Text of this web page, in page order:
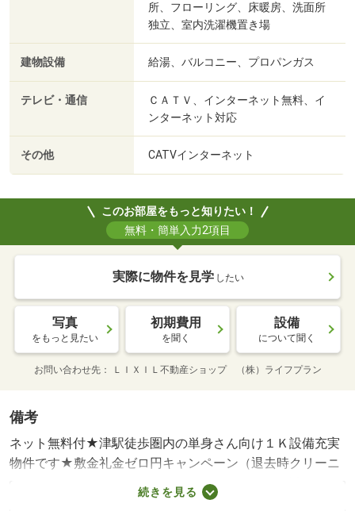
所、フローリング、床暖房、洗面所
独立、室内洗濯機置き場
建物設備 給湯、バルコニー、プロパンガス
テレビ・通信
ＣＡＴＶ、インターネット無料、イ
ンターネット対応
その他 CATVインターネット
このお部屋をもっと知りたい！
無料・簡単入力2項目
実際に物件を見学 したい
写真
をもっと見たい
初期費用
を聞く
設備
について聞く
お問い合わせ先 ＬＩＸＩＬ不動産ショップ （株）ライフプラン
備考
ネット無料付★津駅徒歩圏内の単身さん向け１Ｋ設備充実
物件です★敷金礼金ゼロ円キャンペーン（退去時クリーニ
ング代４０，０００円）コスモス（スーパー）が近くて便
利（＾＾）／・賃貸保証等：加入要（日本セーフティー
続きを見る